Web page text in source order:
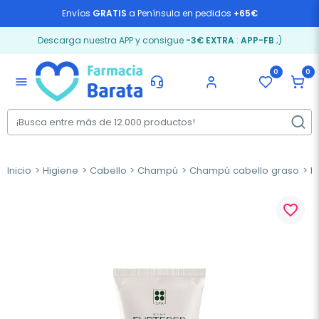
Envíos GRATIS a Península en pedidos +65€
Descarga nuestra APP y consigue -3€ EXTRA: APP-FB ;)
menu
0 0
Inicio Higiene Cabello Champú Champú cabello graso
favorite_border